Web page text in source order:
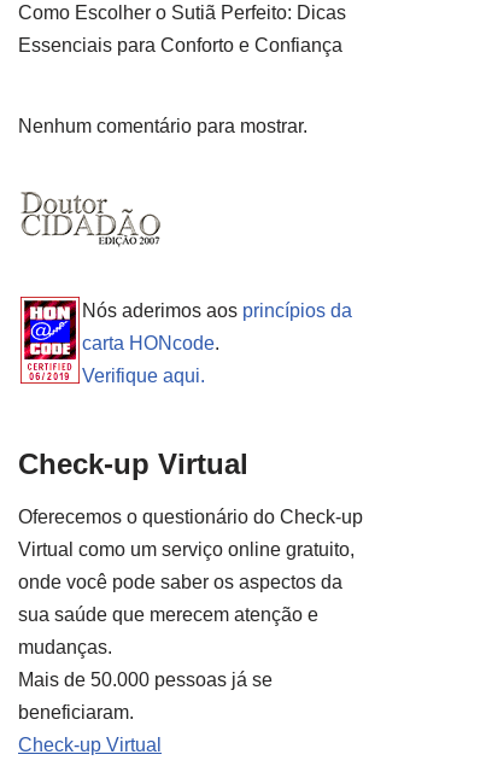
Como Escolher o Sutiã Perfeito: Dicas
Essenciais para Conforto e Confiança
Nenhum comentário para mostrar.
Nós aderimos aos princípios da
carta HONcode.
Verifique aqui.
Check-up Virtual
Oferecemos o questionário do Check-up
Virtual como um serviço online gratuito,
onde você pode saber os aspectos da
sua saúde que merecem atenção e
mudanças.
Mais de 50.000 pessoas já se
beneficiaram.
Check-up Virtual